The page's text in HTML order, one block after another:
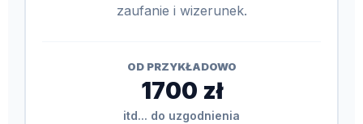
zaufanie i wizerunek.
OD PRZYKŁADOWO
1700 zł
itd... do uzgodnienia